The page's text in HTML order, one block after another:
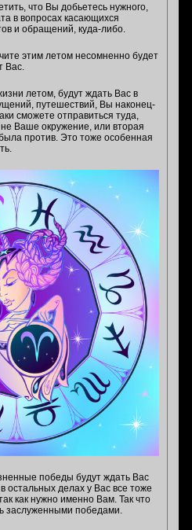
что Вы добьетесь нужного,
в вопросах касающихся
и обращений, куда-либо.
этим летом несомненно будет
Вас.
летом, будут ждать Вас в
путешествий, Вы наконец-
сможете отправиться туда,
Ваше окружение, или вторая
против. Это тоже особенная
победы будут ждать Вас
остальных делах у Вас все тоже
как нужно именно Вам. Так что
заслуженными победами.